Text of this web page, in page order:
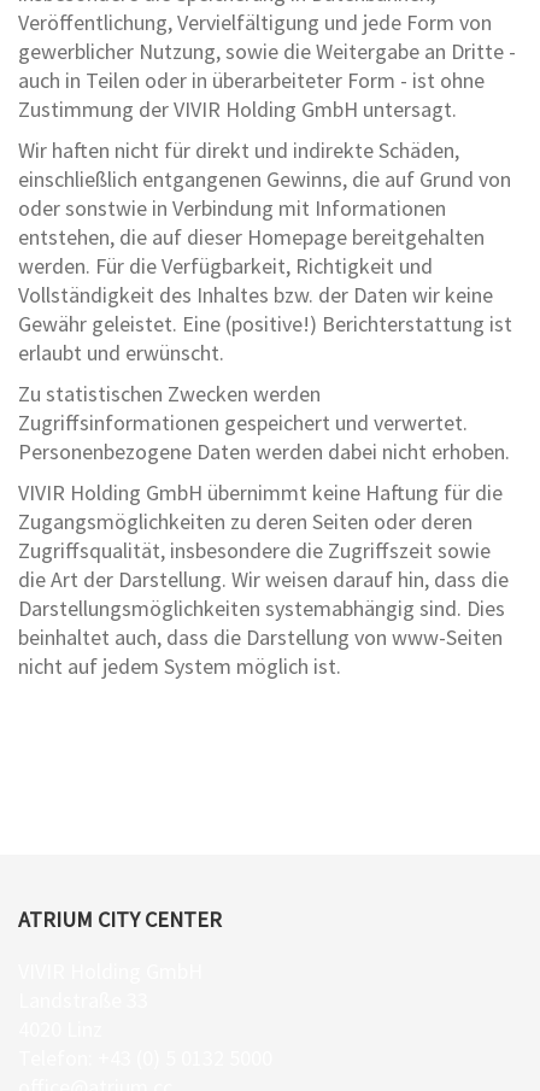
Veröffentlichung, Vervielfältigung und jede Form von
gewerblicher Nutzung, sowie die Weitergabe an Dritte -
auch in Teilen oder in überarbeiteter Form - ist ohne
Zustimmung der VIVIR Holding GmbH untersagt.
Wir haften nicht für direkt und indirekte Schäden,
einschließlich entgangenen Gewinns, die auf Grund von
oder sonstwie in Verbindung mit Informationen
entstehen, die auf dieser Homepage bereitgehalten
werden. Für die Verfügbarkeit, Richtigkeit und
Vollständigkeit des Inhaltes bzw. der Daten wir keine
Gewähr geleistet. Eine (positive!) Berichterstattung ist
erlaubt und erwünscht.
Zu statistischen Zwecken werden
Zugriffsinformationen gespeichert und verwertet.
Personenbezogene Daten werden dabei nicht erhoben.
VIVIR Holding GmbH übernimmt keine Haftung für die
Zugangsmöglichkeiten zu deren Seiten oder deren
Zugriffsqualität, insbesondere die Zugriffszeit sowie
die Art der Darstellung. Wir weisen darauf hin, dass die
Darstellungsmöglichkeiten systemabhängig sind. Dies
beinhaltet auch, dass die Darstellung von www-Seiten
nicht auf jedem System möglich ist.
ATRIUM CITY CENTER